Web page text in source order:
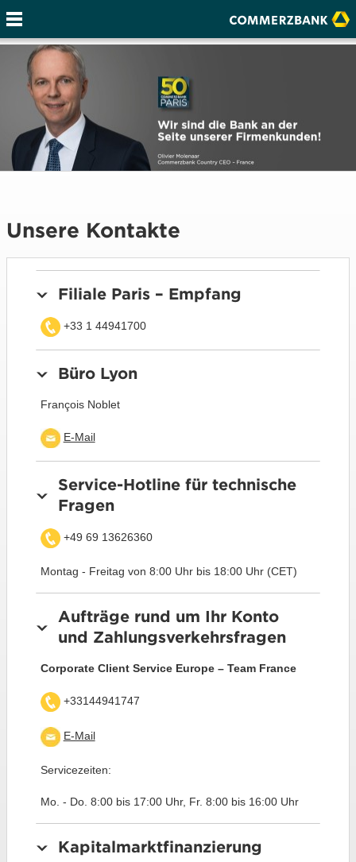
Unsere Kontakte
Filiale Paris – Empfang
+33 1 44941700
Büro Lyon
François Noblet
E-Mail
Service-Hotline für technische
Fragen
+49 69 13626360
Montag - Freitag von 8:00 Uhr bis 18:00 Uhr (CET)
Aufträge rund um Ihr Konto
und Zahlungsverkehrsfragen
Corporate Client Service Europe – Team France
+33144941747
E-Mail
Servicezeiten:
Mo. - Do. 8:00 bis 17:00 Uhr, Fr. 8:00 bis 16:00 Uhr
Kapitalmarktfinanzierung